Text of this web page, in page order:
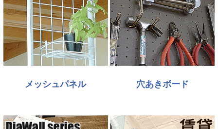
メッシュパネル 穴あきボード